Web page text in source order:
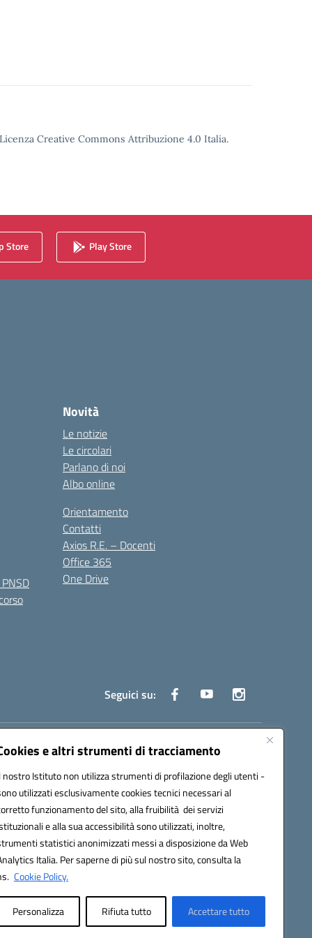
e altri strumenti di tracciamento
nostro Istituto non utilizza strumenti di profilazione degli utenti -
utilizzati esclusivamente cookies tecnici necessari al
funzionamento del sito, alla fruibilità dei servizi
e alla sua accessibilità sono utilizzati, inoltre,
statistici anonimizzati messi a disposizione da Web
Italia. Per saperne di più sul nostro sito, consulta la
Cookie Policy.
Personalizza Rifiuta tutto Accettare tutto
Creative Commons Attribuzione 4.0 Italia.
Store Play Store
Novità
Le notizie
Le circolari
Parlano di noi
Albo online
Orientamento
Contatti
Axios R.E. – Docenti
Office 365
One Drive
Seguici su:
ufficio: UFOYYV | C.Fisc: 93056740637